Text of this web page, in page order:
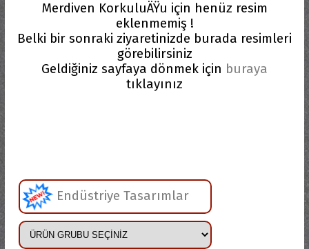
Merdiven KorkuluÄŸu için henüz resim
eklenmemiş !
Belki bir sonraki ziyaretinizde burada resimleri
görebilirsiniz
Geldiğiniz sayfaya dönmek için buraya
tıklayınız
Endüstriye Tasarımlar